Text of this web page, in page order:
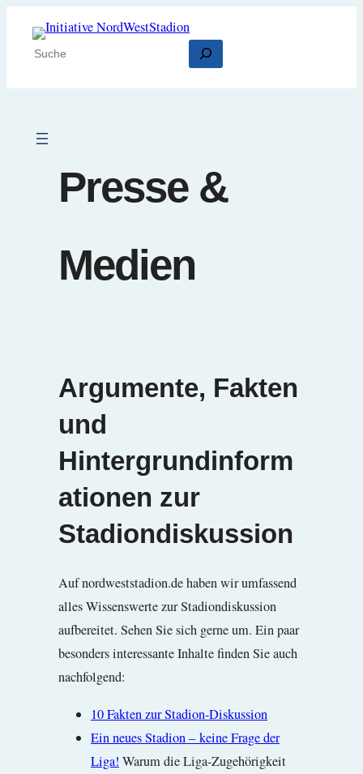
InhaltSuchen
Presse &
Medien
Argumente, Fakten
und
Hintergrundinform
ationen zur
Stadiondiskussion
Auf nordweststadion.de haben wir umfassend
alles Wissenswerte zur Stadiondiskussion
aufbereitet. Sehen Sie sich gerne um. Ein paar
besonders interessante Inhalte finden Sie auch
nachfolgend:
10 Fakten zur Stadion-Diskussion
Ein neues Stadion – keine Frage der
Liga! Warum die Liga-Zugehörigkeit